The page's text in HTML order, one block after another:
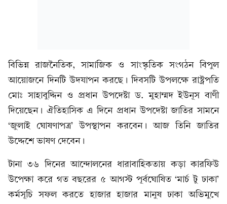
বিভিন্ন রাজনৈতিক, সামাজিক ও সাংস্কৃতিক সংগঠন বিপুল
আয়োজনে দিনটি উদযাপন করছে। দিবসটি উপলক্ষে রাষ্ট্রপতি
মোঃ সাহাবুদ্দিন ও প্রধান উপদেষ্টা ড. মুহাম্মদ ইউনূস বাণী
দিয়েছেন। ঐতিহাসিক এ দিনে প্রধান উপদেষ্টা জাতির সামনে
‘জুলাই ঘোষণাপত্র’ উপস্থাপন করবেন। আজ তিনি জাতির
উদ্দেশে ভাষণ দেবেন।
টানা ৩৬ দিনের আন্দোলনের ধারাবাহিকতায় কড়া কারফিউ
উপেক্ষা করে গত বছরের ৫ আগস্ট পূর্বঘোষিত ‘মার্চ টু ঢাকা’
কর্মসূচি সফল করতে হাজার হাজার মানুষ ঢাকা অভিমুখে